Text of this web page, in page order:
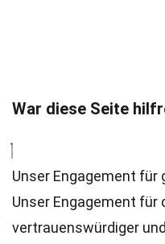
War diese Seite
Unser Engagement für
Unser Engagement für
vertrauenswürdiger